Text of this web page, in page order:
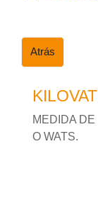
Atrás
MEDIDA
O WATS.